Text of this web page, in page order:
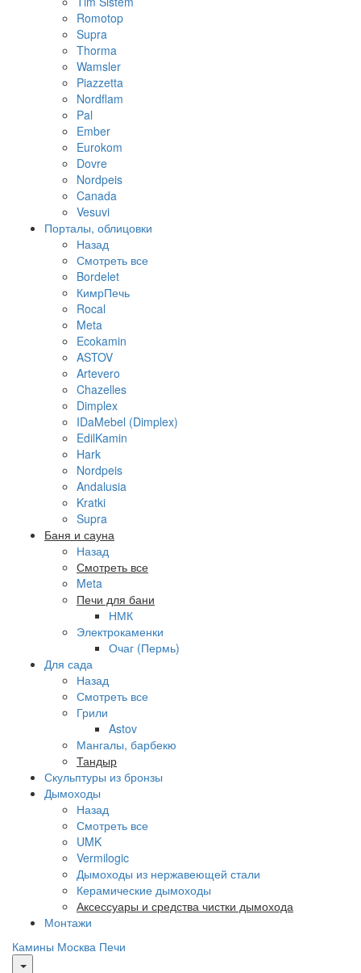
Romotop
Supra
Thorma
Wamsler
Piazzetta
Nordflam
Pal
Ember
Eurokom
Dovre
Nordpeis
Canada
Vesuvi
Порталы, облицовки
Назад
Смотреть все
Bordelet
КимрПечь
Rocal
Meta
Ecokamin
ASTOV
Artevero
Chazelles
Dimplex
IDaMebel (Dimplex)
EdilKamin
Hark
Nordpeis
Andalusia
Kratki
Supra
Баня и сауна
Назад
Смотреть все
Meta
Печи для бани
НМК
Электрокаменки
Очаг (Пермь)
Для сада
Назад
Смотреть все
Грили
Astov
Мангалы, барбекю
Тандыр
Скульптуры из бронзы
Дымоходы
Назад
Смотреть все
UMK
Vermilogic
Дымоходы из нержавеющей стали
Керамические дымоходы
Аксессуары и средства чистки дымохода
Монтажи
Камины Москва Печи